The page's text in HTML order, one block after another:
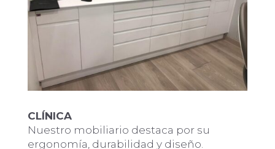
CLÍNICA
Nuestro mobiliario destaca por su
ergonomía, durabilidad y diseño.